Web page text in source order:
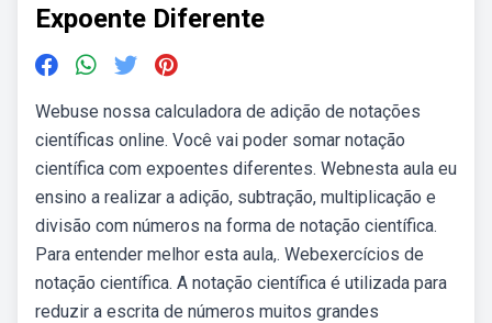
Expoente Diferente
Webuse nossa calculadora de adição de notações
científicas online. Você vai poder somar notação
científica com expoentes diferentes. Webnesta aula eu
ensino a realizar a adição, subtração, multiplicação e
divisão com números na forma de notação científica.
Para entender melhor esta aula,. Webexercícios de
notação científica. A notação científica é utilizada para
reduzir a escrita de números muitos grandes